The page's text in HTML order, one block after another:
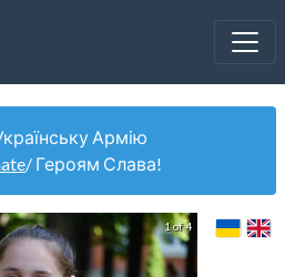
Армію
/ Героям Слава!
1 of 4